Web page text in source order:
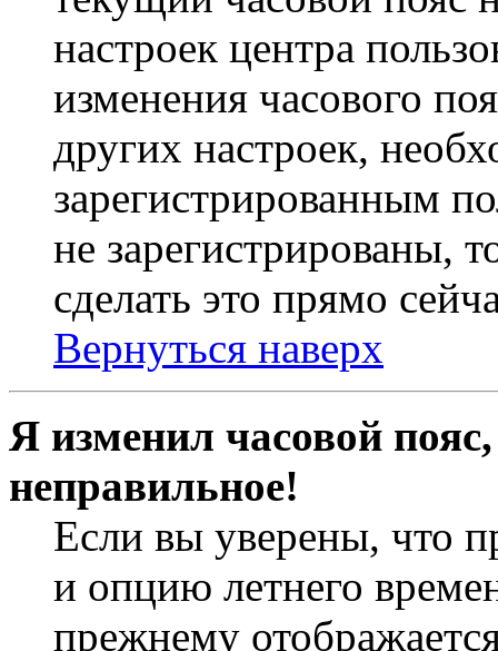
настроек центра
изменения часового
других настроек,
зарегистрированным
не зарегистрированы,
сделать это прямо
Вернуться наверх
Я изменил часовой
неправильное!
Если вы уверены, что
и опцию летнего
прежнему